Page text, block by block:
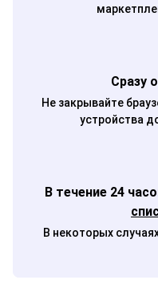
Сразу
Не закрывайте
устройства
В течение 24
В некоторых